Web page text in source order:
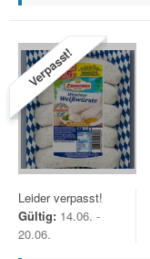
Verpasst!
Leider verpasst!
Gültig: 14.06. -
20.06.